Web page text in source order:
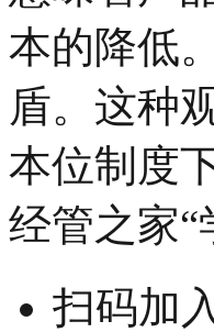
本的降低
盾。这种
本位制度
经管之家“
扫码加